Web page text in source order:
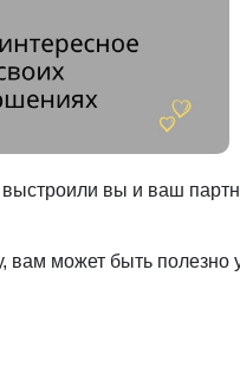
вы и ваш
вам может быть